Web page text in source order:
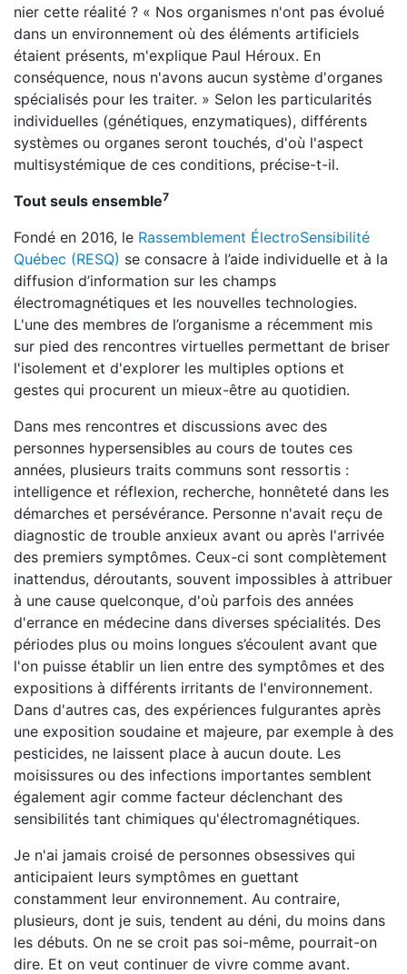
nier cette réalité ? « Nos organismes n'ont pas évolué
dans un environnement où des éléments artificiels
étaient présents, m'explique Paul Héroux. En
conséquence, nous n'avons aucun système d'organes
spécialisés pour les traiter. » Selon les particularités
individuelles (génétiques, enzymatiques), différents
systèmes ou organes seront touchés, d'où l'aspect
multisystémique de ces conditions, précise-t-il.
Tout seuls ensemble7
Fondé en 2016, le Rassemblement ÉlectroSensibilité
Québec (RESQ) se consacre à l’aide individuelle et à la
diffusion d’information sur les champs
électromagnétiques et les nouvelles technologies.
L'une des membres de l’organisme a récemment mis
sur pied des rencontres virtuelles permettant de briser
l'isolement et d'explorer les multiples options et
gestes qui procurent un mieux-être au quotidien.
Dans mes rencontres et discussions avec des
personnes hypersensibles au cours de toutes ces
années, plusieurs traits communs sont ressortis :
intelligence et réflexion, recherche, honnêteté dans les
démarches et persévérance. Personne n'avait reçu de
diagnostic de trouble anxieux avant ou après l'arrivée
des premiers symptômes. Ceux-ci sont complètement
inattendus, déroutants, souvent impossibles à attribuer
à une cause quelconque, d'où parfois des années
d'errance en médecine dans diverses spécialités. Des
périodes plus ou moins longues s’écoulent avant que
l'on puisse établir un lien entre des symptômes et des
expositions à différents irritants de l'environnement.
Dans d'autres cas, des expériences fulgurantes après
une exposition soudaine et majeure, par exemple à des
pesticides, ne laissent place à aucun doute. Les
moisissures ou des infections importantes semblent
également agir comme facteur déclenchant des
sensibilités tant chimiques qu'électromagnétiques.
Je n'ai jamais croisé de personnes obsessives qui
anticipaient leurs symptômes en guettant
constamment leur environnement. Au contraire,
plusieurs, dont je suis, tendent au déni, du moins dans
les débuts. On ne se croit pas soi-même, pourrait-on
dire. Et on veut continuer de vivre comme avant.